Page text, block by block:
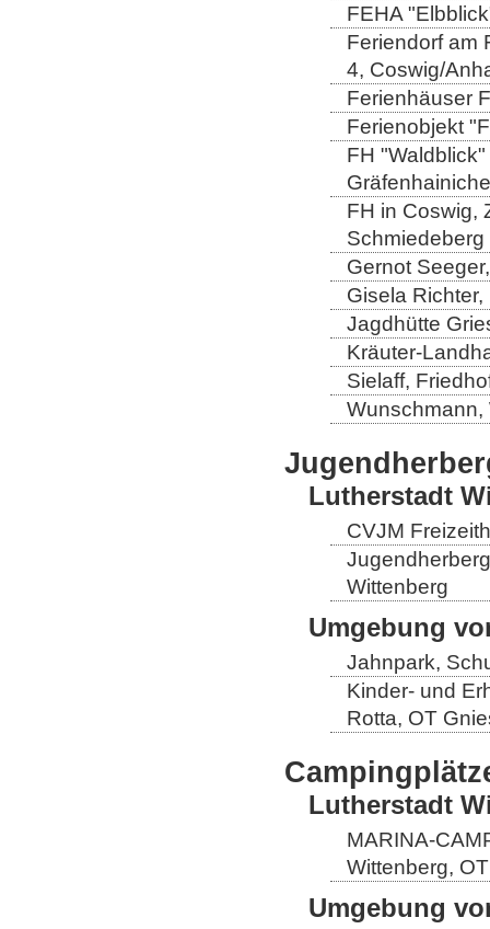
FEHA
Feriendorf am
4, Coswig/
Ferienhäuser
Ferienobjekt
FH
FH in Coswig,
Schmiedeberg
Gernot
Gisela
Jagdhütte
Kräuter-
Sielaff,
Wunschmann,
Lutherstadt
CVJM
Wittenberg
Umgebung
Jahnpark,
Kinder- und
Rotta, OT
Lutherstadt
MARINA-
Wittenberg,
Umgebung